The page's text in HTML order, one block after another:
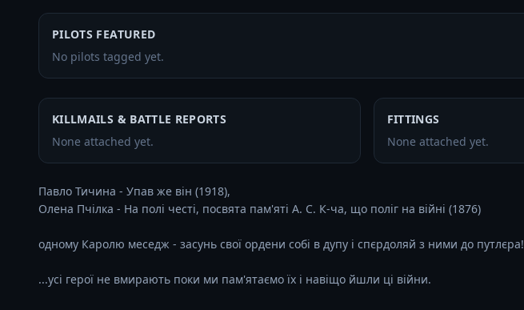
PILOTS FEATURED
No pilots tagged yet.
KILLMAILS & BATTLE REPORTS
None attached yet.
FITTINGS
None attached yet.
Павло Тичина - Упав же він (1918),
Олена Пчілка - На полі честі, посвята пам'яті А. С. К-ча, що поліг на війні (1876)
одному Каролю меседж - засунь свої ордени собі в дупу і спєрдоляй з ними до путлєра!
...усі герої не вмирають поки ми пам'ятаємо їх і навіщо йшли ці війни.